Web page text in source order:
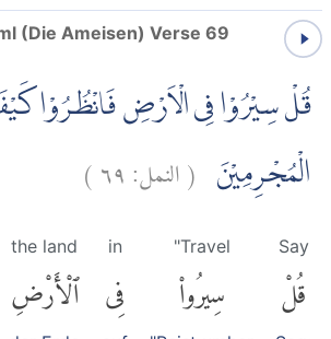
(Die Ameisen) Verse 69
قُلْ سِيْرُوْا فِى الْاَرْضِ فَانْظُرُوْا
الْمُجْرِمِيْنَ (النمل:٦٩)
Say
قُلْ
"Travel
سِيرُوا۟
in
فِى
the land
ٱلْأَرْضِ